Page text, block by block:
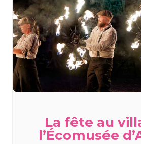
La fête au
l’Écomusée